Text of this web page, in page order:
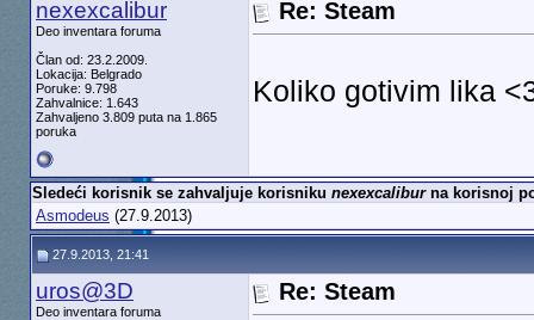
nexexcalibur
Deo inventara foruma
Član od: 23.2.2009.
Lokacija: Belgrado
Poruke: 9.798
Zahvalnice: 1.643
Zahvaljeno 3.809 puta na 1.865
poruka
Re: Steam
Koliko gotivim lika
Sledeći korisnik se zahvaljuje korisniku nexexcaliburna korisnoj
Asmodeus (27.9.2013)
27.9.2013, 21:41
uros@3D
Deo inventara foruma
Re: Steam